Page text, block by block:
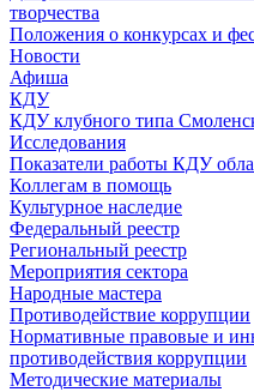
творчества
Положения о конкурсах и
Новости
Афиша
КДУ
КДУ клубного типа
Исследования
Показатели работы КДУ
Коллегам в помощь
Культурное наследие
Федеральный реестр
Региональный реестр
Мероприятия сектора
Народные мастера
Противодействие коррупции
Нормативные правовые и
противодействия коррупции
Методические материалы